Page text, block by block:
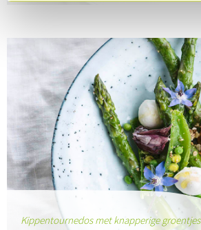
Kippentournedos met knapperige groentjes